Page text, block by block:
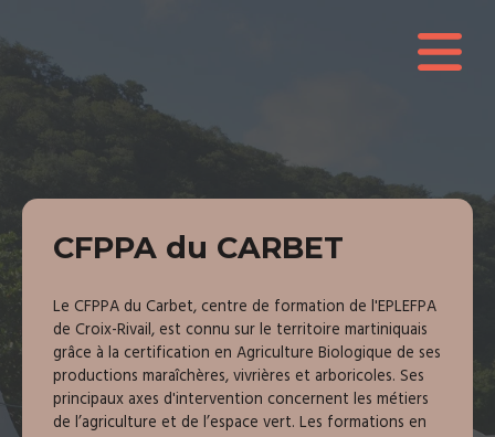
CFPPA du CARBET
Le CFPPA du Carbet, centre de formation de l'EPLEFPA
de Croix-Rivail, est connu sur le territoire martiniquais
grâce à la certification en Agriculture Biologique de ses
productions maraîchères, vivrières et arboricoles. Ses
principaux axes d'intervention concernent les métiers
de l’agriculture et de l’espace vert. Les formations en